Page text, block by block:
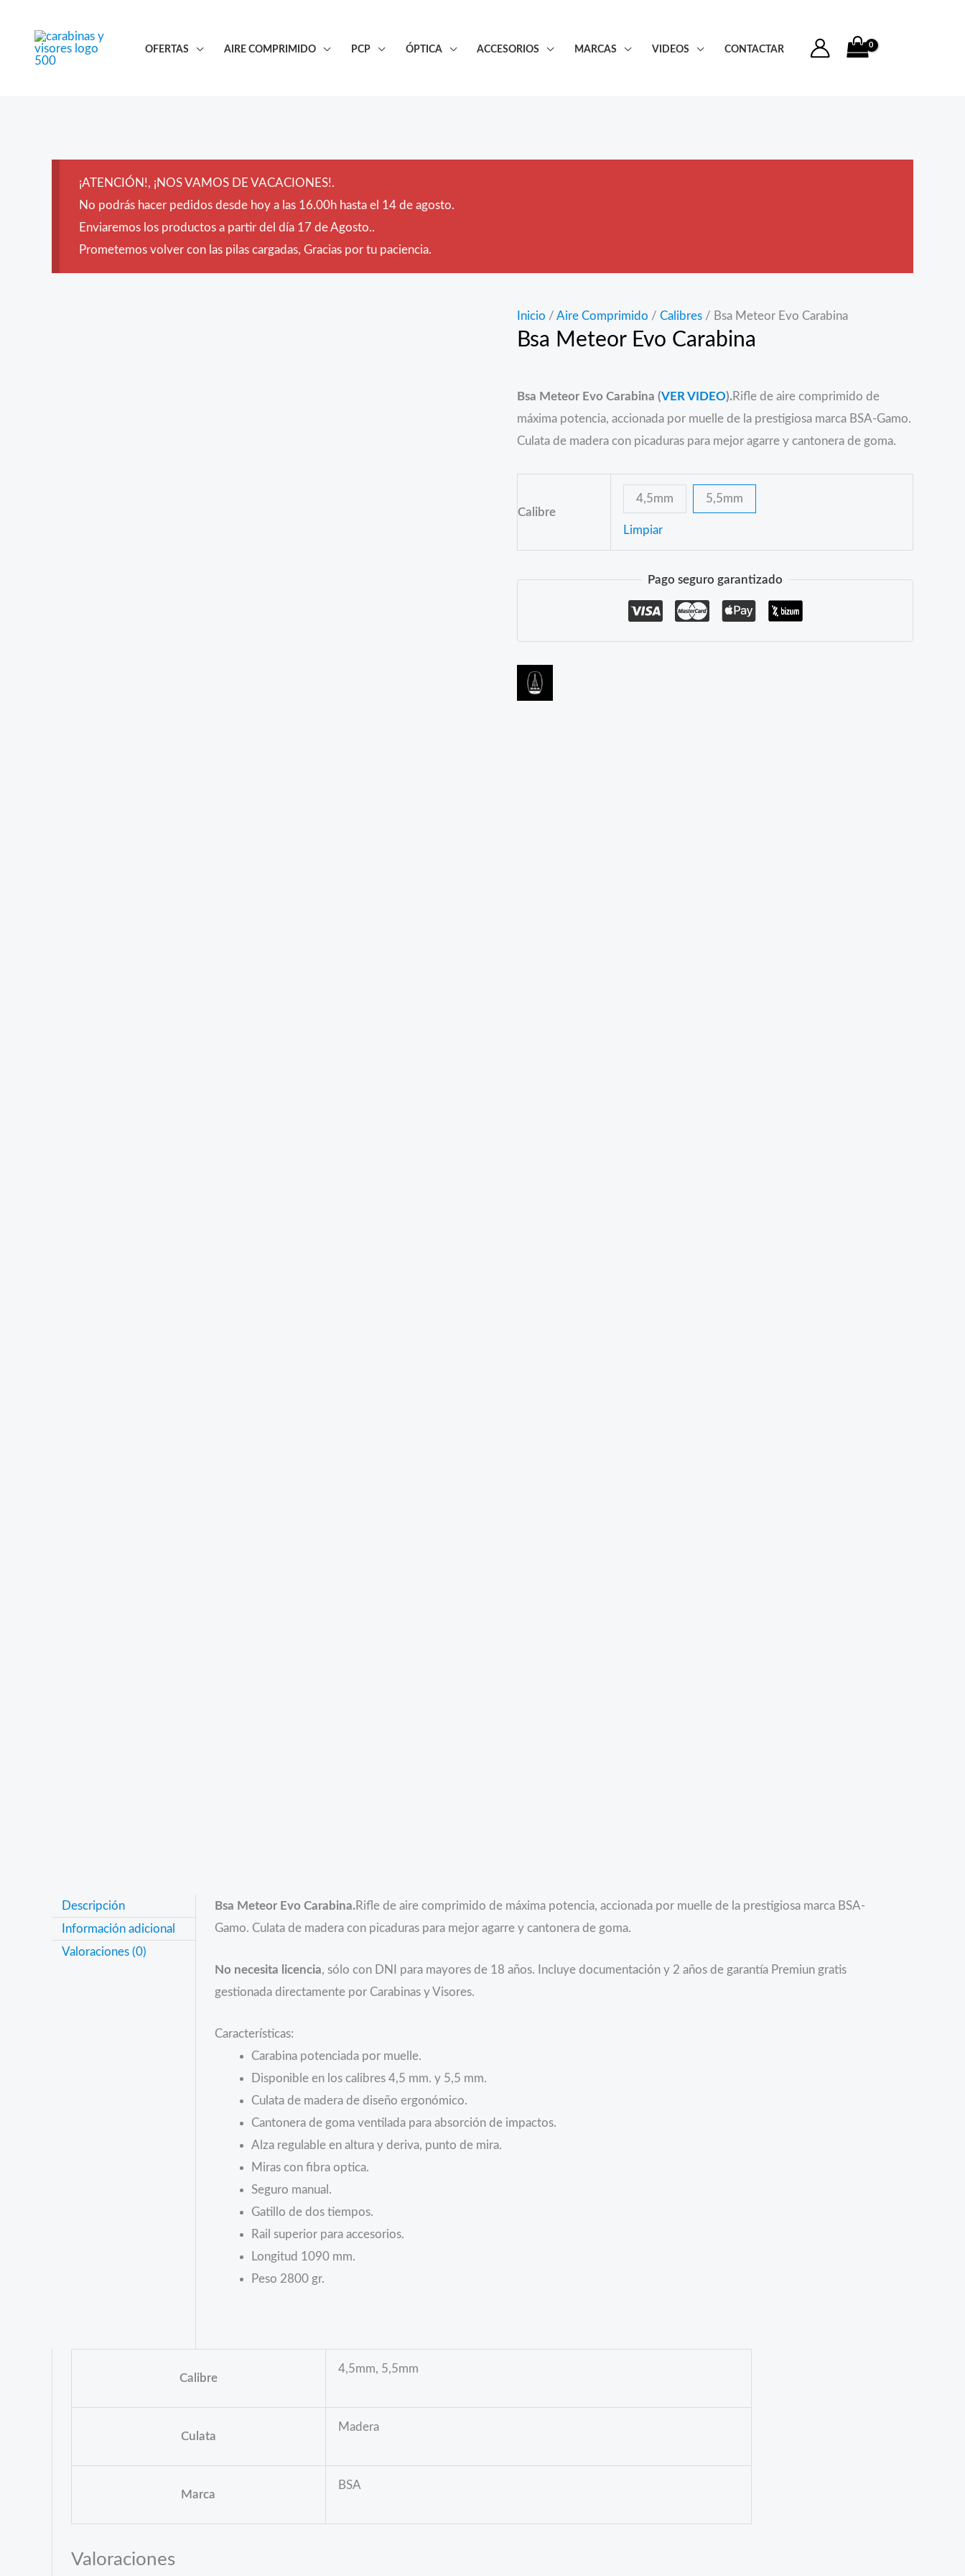
contenido
OFERTAS AIRE COMPRIMIDO PCP ÓPTICA ACCESORIOS MARCAS VIDEOS CONTACTAR
¡ATENCIÓN!, ¡NOS VAMOS DE VACACIONES!.
No podrás hacer pedidos desde hoy a las 16.00h hasta el 14 de agosto.
Enviaremos los productos a partir del día 17 de Agosto..
Prometemos volver con las pilas cargadas, Gracias por tu paciencia.
Inicio / Aire Comprimido / Calibres / Bsa Meteor Evo Carabina
Bsa Meteor Evo Carabina
Bsa Meteor Evo Carabina (VER VIDEO).Rifle de aire comprimido de
máxima potencia, accionada por muelle de la prestigiosa marca BSA-Gamo.
Culata de madera con picaduras para mejor agarre y cantonera de goma.
Calibre
4,5mm 5,5mm
Limpiar
Pago seguro garantizado
Descripción
Información adicional
Valoraciones (0)
Bsa Meteor Evo Carabina.Rifle de aire comprimido de máxima potencia, accionada por muelle de la prestigiosa marca BSA-
Gamo. Culata de madera con picaduras para mejor agarre y cantonera de goma.
No necesita licencia, sólo con DNI para mayores de 18 años. Incluye documentación y 2 años de garantía Premiun gratis
gestionada directamente por Carabinas y Visores.
Características:
Carabina potenciada por muelle.
Disponible en los calibres 4,5 mm. y 5,5 mm.
Culata de madera de diseño ergonómico.
Cantonera de goma ventilada para absorción de impactos.
Alza regulable en altura y deriva, punto de mira.
Miras con fibra optica.
Seguro manual.
Gatillo de dos tiempos.
Rail superior para accesorios.
Longitud 1090 mm.
Peso 2800 gr.
Calibre
4,5mm, 5,5mm
Culata
Madera
Marca
BSA
Valoraciones